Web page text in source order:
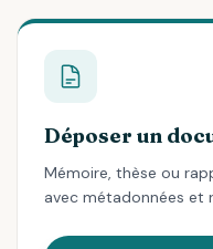
Déposer un
Mémoire, thèse ou
avec métadonnées et